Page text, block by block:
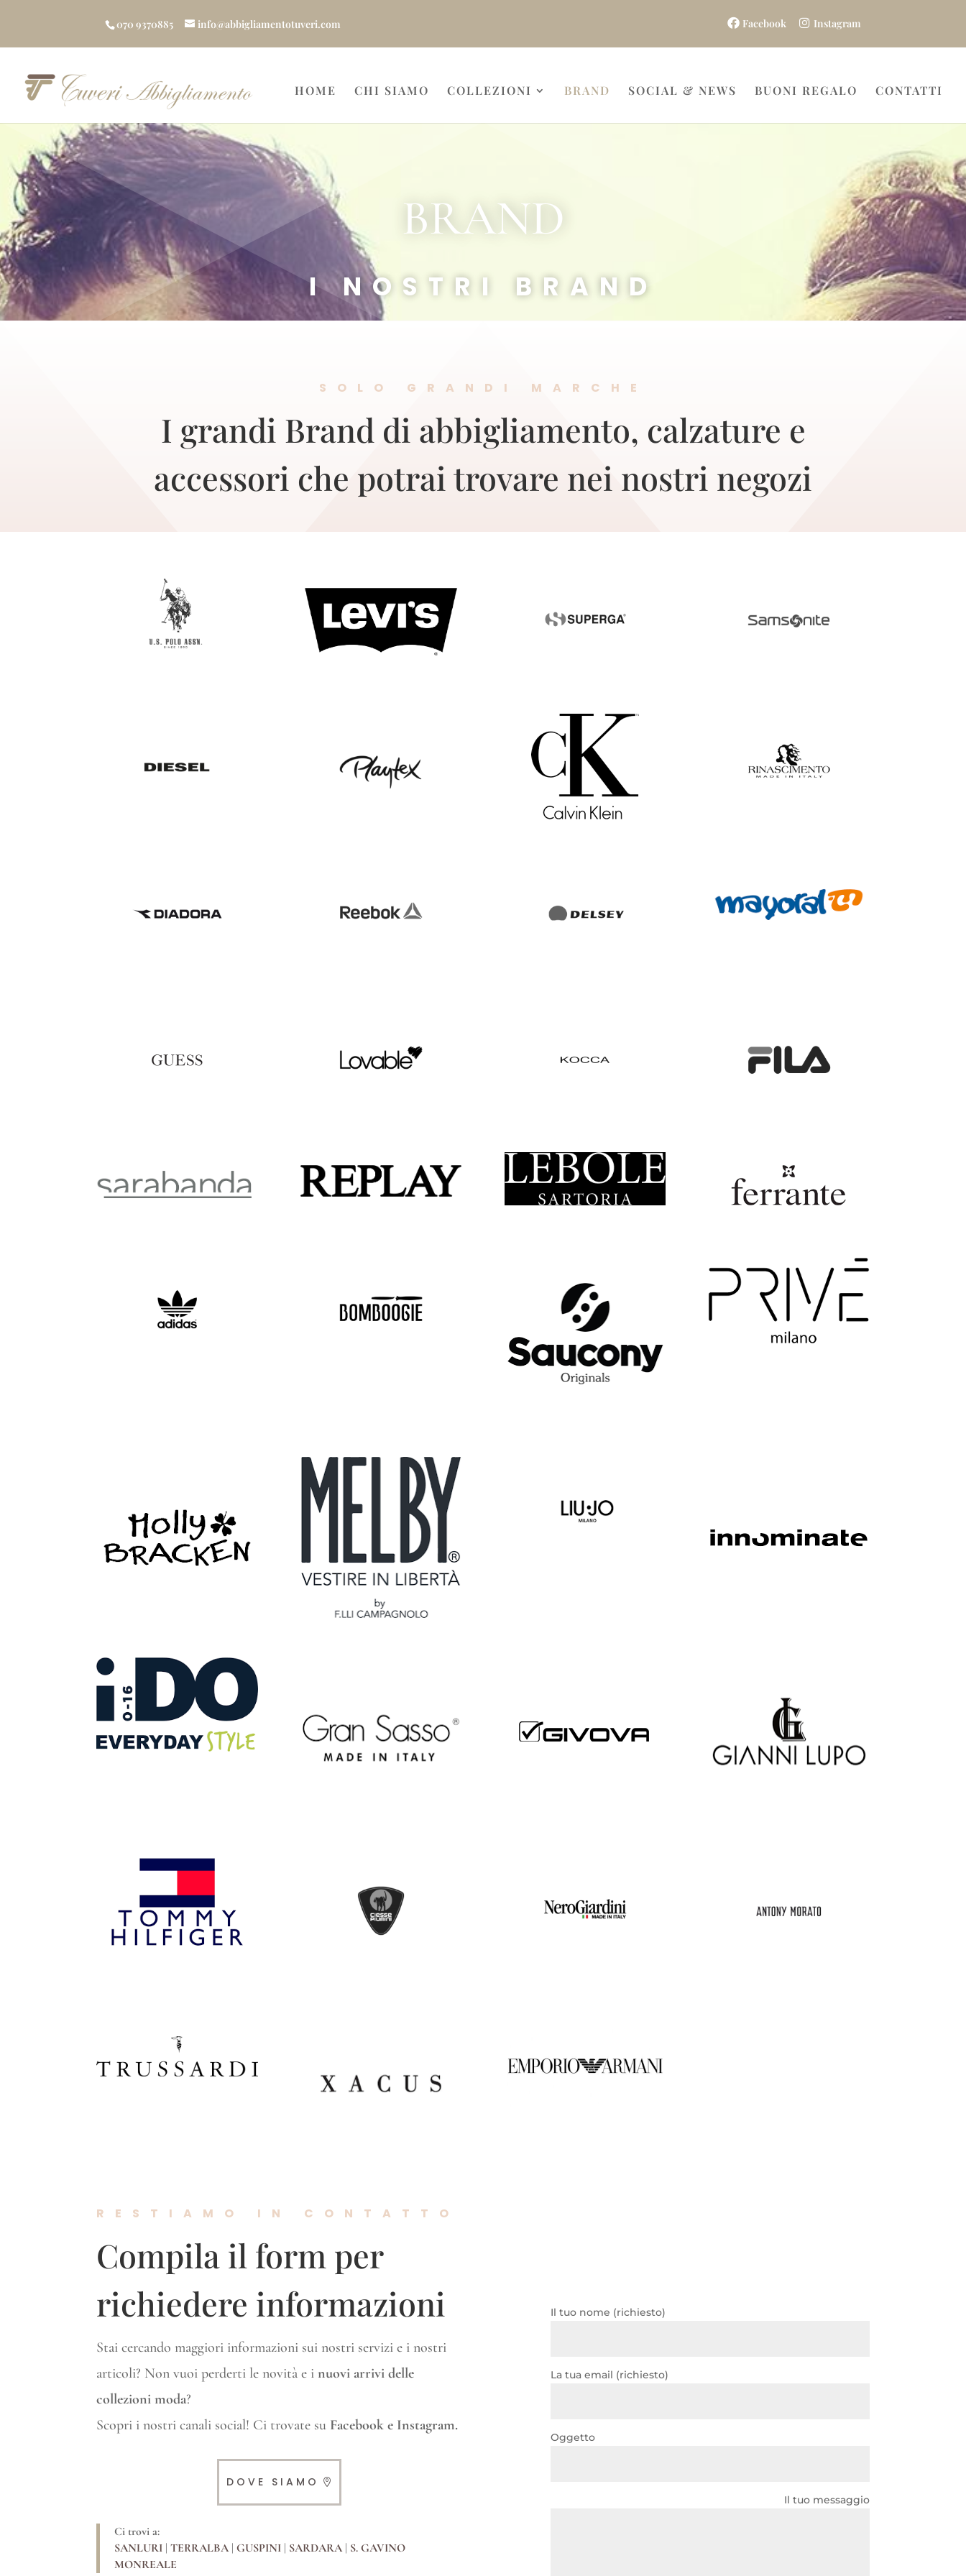
070 9370885 info@abbigliamentotuveri.com Facebook Instagram
HOME CHI SIAMO COLLEZIONI BRAND SOCIAL & NEWS BUONI REGALO CONTATTI
BRAND
I NOSTRI BRAND
SOLO GRANDI MARCHE
I grandi Brand di abbigliamento, calzature e
accessori che potrai trovare nei nostri negozi
RESTIAMO IN CONTATTO
Compila il form per
richiedere informazioni
Stai cercando maggiori informazioni sui nostri servizi e i nostri
articoli? Non vuoi perderti le novità e i nuovi arrivi delle
collezioni moda?
Scopri i nostri canali social! Ci trovate su Facebook e Instagram.
DOVE SIAMO
Ci trovi a:
SANLURI |TERRALBA |GUSPINI | SARDARA| S. GAVINO
MONREALE
Il tuo nome (richiesto)
La tua email (richiesto)
Oggetto
Il tuo messaggio